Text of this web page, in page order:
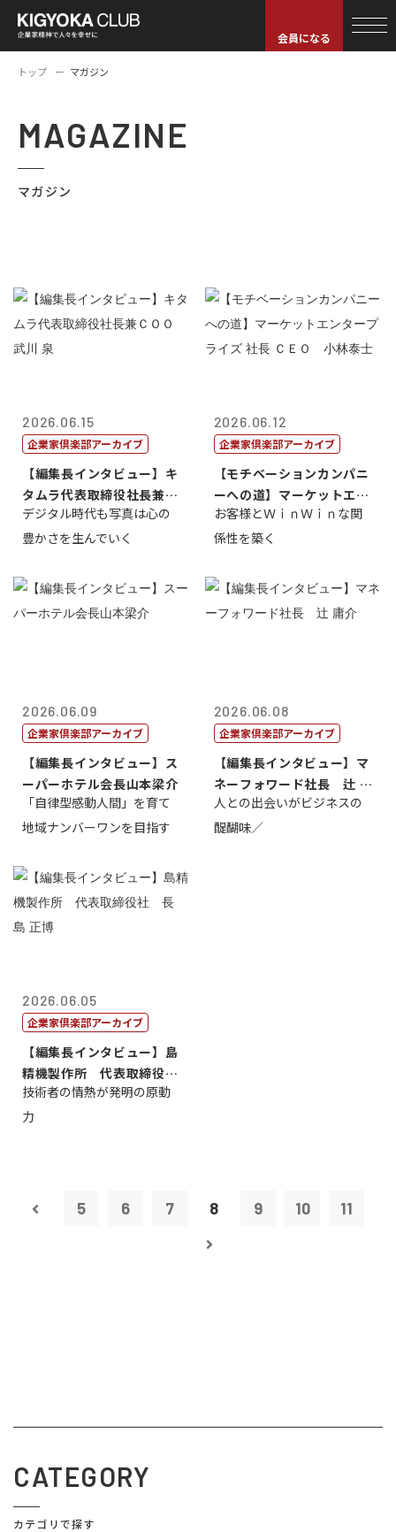
会員になる
トップ マガジン
MAGAZINE
マガジン
2026.06.15
企業家倶楽部アーカイブ
【編集長インタビュー】キ
タムラ代表取締役社長兼Ｃ
ＯＯ 武川 ...
デジタル時代も写真は心の
豊かさを生んでいく
2026.06.12
企業家倶楽部アーカイブ
【モチベーションカンパニ
ーへの道】マーケットエン
タープライズ...
お客様とＷｉｎＷｉｎな関
係性を築く
2026.06.09
企業家倶楽部アーカイブ
【編集長インタビュー】ス
ーパーホテル会長山本梁介
「自律型感動人間」を育て
地域ナンバーワンを目指す
2026.06.08
企業家倶楽部アーカイブ
【編集長インタビュー】マ
ネーフォワード社長 辻 庸
介
人との出会いがビジネスの
醍醐味／
2026.06.05
企業家倶楽部アーカイブ
【編集長インタビュー】島
精機製作所 代表取締役
社 長 島 正...
技術者の情熱が発明の原動
力
5 6 7 8 9 10 11
CATEGORY
カテゴリで探す